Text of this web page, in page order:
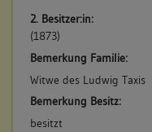
2. Besitzer:in:
(1873)
Bemerkung Familie:
Witwe des Ludwig Taxis
Bemerkung Besitz:
besitzt